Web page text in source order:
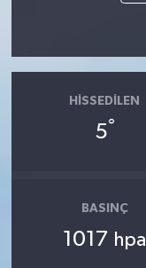
HISSEDILEN
5°
BASINÇ
1017 hpa